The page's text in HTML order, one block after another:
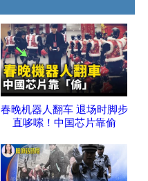
春晚机器人翻车 退场时脚步
直哆嗦！中国芯片靠偷